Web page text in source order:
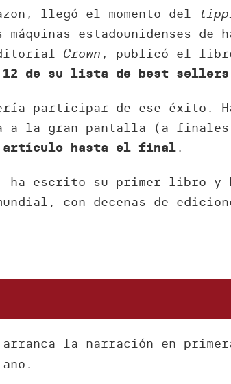
llegó el momento del
estadounidenses de
Crown , publicó el
12 de su lista de best sellers
participar de ese éxito.
a la gran pantalla (a finales
artículo hasta el final.
ha escrito su primer libro y
con decenas de
arranca la narración en